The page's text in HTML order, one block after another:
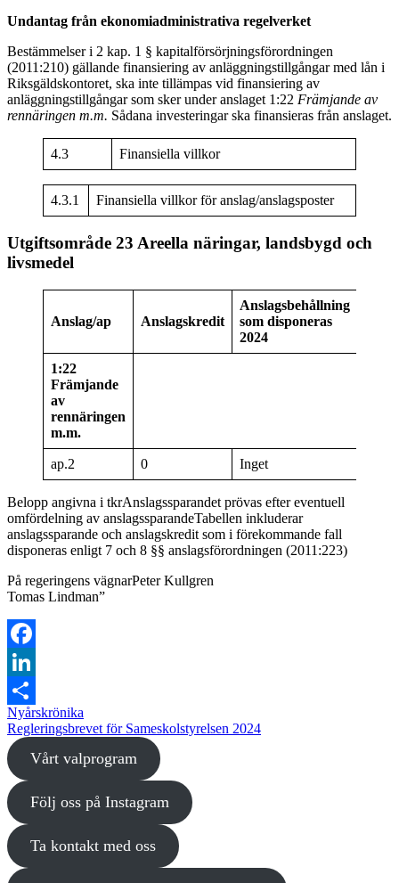
Undantag från ekonomiadministrativa regelverket
Bestämmelser i 2 kap. 1 § kapitalförsörjningsförordningen
(2011:210) gällande finansiering av anläggningstillgångar med lån i
Riksgäldskontoret, ska inte tillämpas vid finansiering av
anläggningstillgångar som sker under anslaget 1:22 Främjande av
rennäringen m.m. Sådana investeringar ska finansieras från anslaget.
4.3 Finansiella villkor
4.3.1 Finansiella villkor för anslag/anslagsposter
Utgiftsområde 23 Areella näringar, landsbygd och
livsmedel
Anslag/ap Anslagskredit
Anslagsbehållning
som disponeras
2024
1:22
Främjande
av
rennäringen
m.m.
ap.2 0 Inget
Belopp angivna i tkrAnslagssparandet prövas efter eventuell
omfördelning av anslagssparandeTabellen inkluderar
anslagssparande och anslagskredit som i förekommande fall
disponeras enligt 7 och 8 §§ anslagsförordningen (2011:223)
På regeringens vägnarPeter Kullgren
Tomas Lindman”
Facebook
LinkedIn
Dela
Inläggsnavigering
Nyårskrönika
Regleringsbrevet för Sameskolstyrelsen 2024
Vårt valprogram
Följ oss på Instagram
Ta kontakt med oss